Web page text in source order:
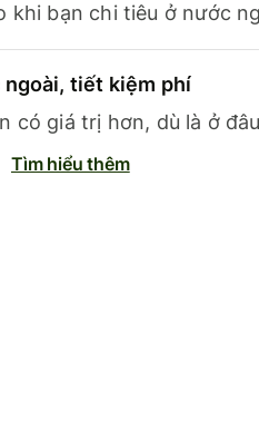
khi bạn chi tiêu ở nước
tiết kiệm phí
có giá trị hơn, dù là ở
Tìm hiểu thêm